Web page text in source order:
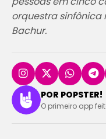
orquestra sinfônica
Bachur.
POR POPSTER!
O primeiro app